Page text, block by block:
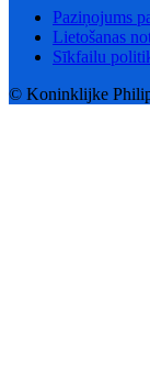
Paziņojums
Lietošanas
Sīkfailu
© Koninklijke